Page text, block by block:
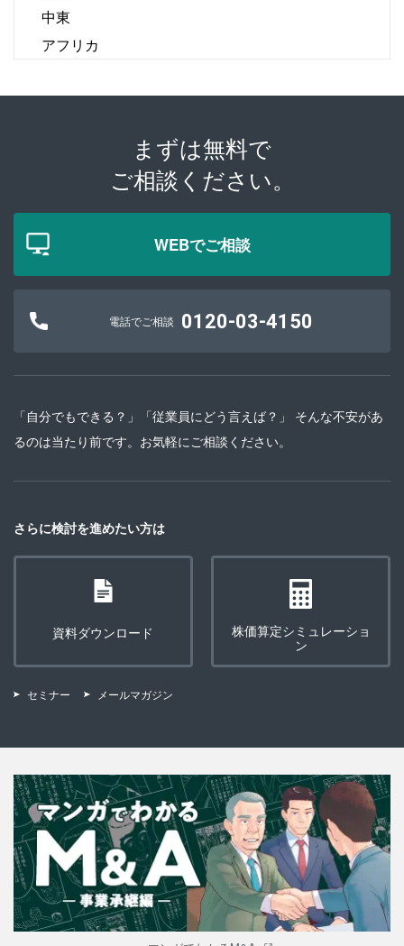
中東
アフリカ
まずは無料で
ご相談ください。
WEBでご相談
電話でご相談 0120-03-4150
「自分でもできる？」「従業員にどう言えば？」 そんな不安があ
るのは当たり前です。お気軽にご相談ください。
さらに検討を進めたい方は
資料ダウンロード
株価算定シミュレーショ
ン
セミナー メールマガジン